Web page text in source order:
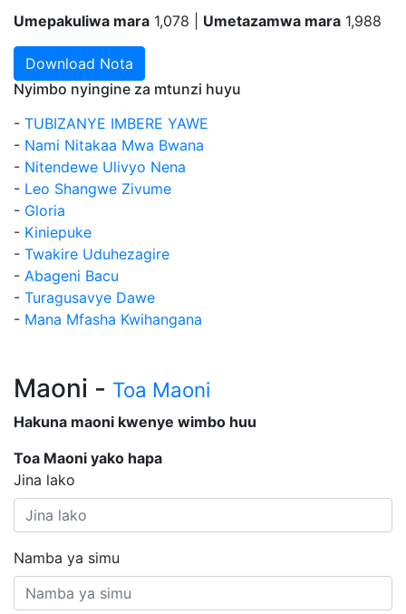
Umepakuliwa mara 1,078 | Umetazamwa mara 1,988
Download Nota
Nyimbo nyingine za mtunzi huyu
- TUBIZANYE IMBERE YAWE
- Nami Nitakaa Mwa Bwana
- Nitendewe Ulivyo Nena
- Leo Shangwe Zivume
- Gloria
- Kiniepuke
- Twakire Uduhezagire
- Abageni Bacu
- Turagusavye Dawe
- Mana Mfasha Kwihangana
Maoni - Toa Maoni
Hakuna maoni kwenye wimbo huu
Toa Maoni yako hapa
Jina lako
Namba ya simu